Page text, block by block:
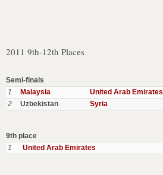
2011 9th-12th Places
Semi-finals
1
Malaysia United Arab Emirates
2
Uzbekistan Syria
9th place
1
United Arab Emirates